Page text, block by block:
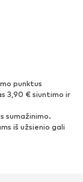
punktus
3,90 € siuntimo ir
sumažinimo.
iš užsienio gali